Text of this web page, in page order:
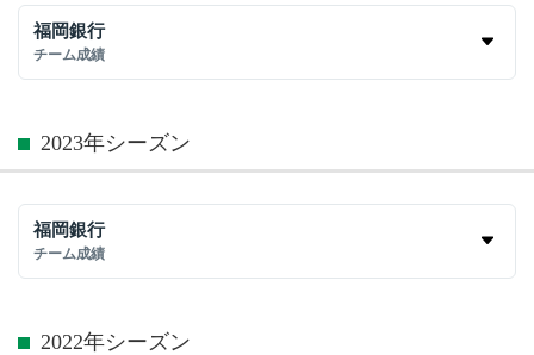
福岡銀行
チーム成績
2023年シーズン
福岡銀行
チーム成績
2022年シーズン